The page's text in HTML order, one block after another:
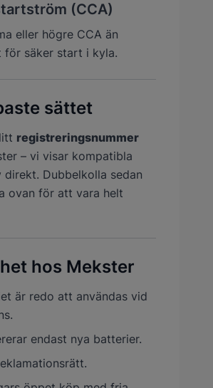
(CCA)
eller högre CCA än
för säker start i kyla.
sättet
registreringsnummer
– vi visar kompatibla
direkt. Dubbelkolla sedan
ovan för att vara helt
hos Mekster
är redo att användas vid
endast nya batterier.